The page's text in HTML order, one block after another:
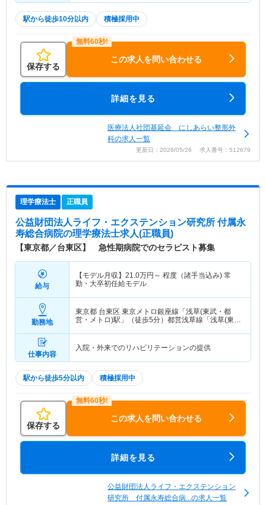
駅から徒歩10分以内 積極採用中
保存する
この求人を問い合わせる
詳細を見る
医療法人社団基延会 にしあらい整形外
科の求人一覧
更新日：2026/05/26 求人番号：512679
理学療法士 正職員
公益財団法人ライフ・エクステンション研究所 付属永
寿総合病院の理学療法士求人(正職員)
【東京都／台東区】 急性期病院でのセラピスト募集
給与
【モデル月収】 21.0万円～ 程度（諸手当込み) 常
勤・大卒初任給モデル
勤務地
東京都 台東区 東京メトロ銀座線「浅草(東武・都
営・メトロ)駅」（徒歩5分）都営浅草線「浅草(東
仕事内容
入院・外来でのリハビリテーションの提供
駅から徒歩5分以内 積極採用中
保存する
この求人を問い合わせる
詳細を見る
公益財団法人ライフ・エクステンション
研究所 付属永寿総合病...の求人一覧